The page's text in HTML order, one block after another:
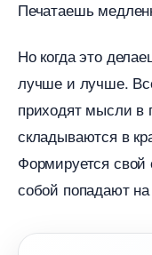
Печатаешь
Но когда это
лучше и лучше.
приходят мысли в
складываются в
Формируется
собой попадают